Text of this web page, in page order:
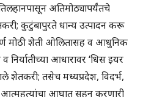
अतिमोठ्यापर्यंतचे
कुटुंबापुरते धान्य उत्पादन करू
मोठी शेती ओलितासह व आधुनिक
निर्यातीच्या आधारावर ‘धिस इयर
शेतकरी; तसेच मध्यप्रदेश, विदर्भ,
आघात सहन करणारी